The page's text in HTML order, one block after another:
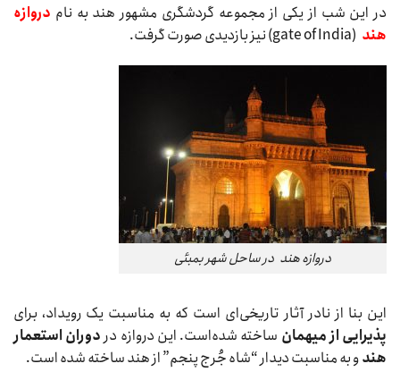
در این شب از یکی از مجموعه گردشگری مشهور هند به نام دروازه
هند (gate of India) نیز بازدیدی صورت گرفت.
دروازه هند در ساحل شهر بمبئی
این بنا از نادر آثار تاریخی‌ای است که به مناسبت یک رویداد، برای
پذیرایی از میهمان ساخته شده‌است. این دروازه دردوران استعمار
هندو به مناسبت دیدار “شاه جُرج پنجم” از هند ساخته شده است.